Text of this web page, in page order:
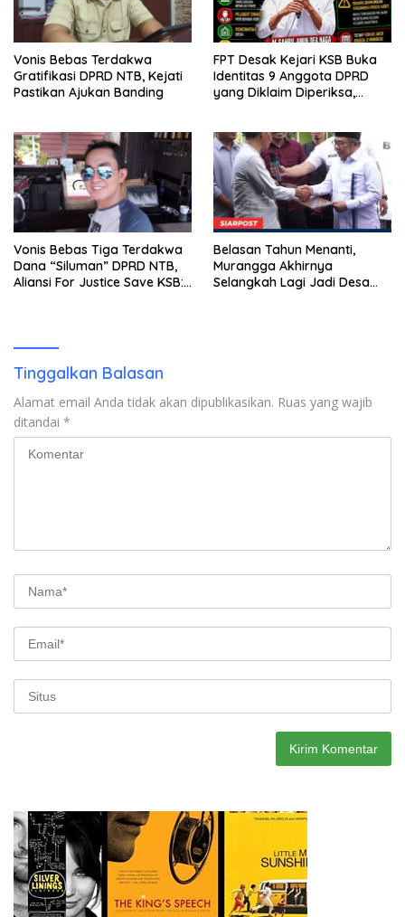
Vonis Bebas Terdakwa
Gratifikasi DPRD NTB, Kejati
Pastikan Ajukan Banding
FPT Desak Kejari KSB Buka
Identitas 9 Anggota DPRD
yang Diklaim Diperiksa,
Vonis Bebas Tiga Terdakwa
Dana “Siluman” DPRD NTB,
Aliansi For Justice Save KSB:
Belasan Tahun Menanti,
Murangga Akhirnya
Selangkah Lagi Jadi Desa
Tinggalkan Balasan
Alamat email Anda tidak akan dipublikasikan. Ruas yang wajib
ditandai *